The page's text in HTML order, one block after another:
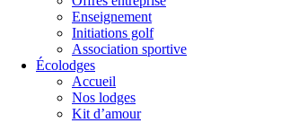
Enseignement
Initiations golf
Association sportive
Écolodges
Accueil
Nos lodges
Kit d’amour